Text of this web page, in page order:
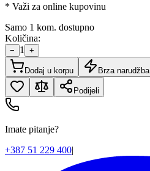
* Važi za online kupovinu
Samo 1 kom. dostupno
Količina:
− 1 +
Dodaj u korpu Brza narudžba
Podijeli
Imate pitanje?
+387 51 229 400|